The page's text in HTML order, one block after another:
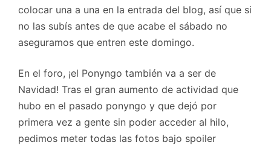
colocar una a una en la entrada del blog, así que si
no las subís antes de que acabe el sábado no
aseguramos que entren este domingo.
En el foro, ¡el Ponyngo también va a ser de
Navidad! Tras el gran aumento de actividad que
hubo en el pasado ponyngo y que dejó por
primera vez a gente sin poder acceder al hilo,
pedimos meter todas las fotos bajo spoiler